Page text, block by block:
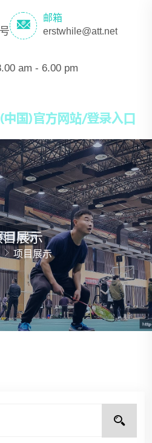
邮箱
erstwhile@att.net
am - 6.00 pm
目展示
项目展示